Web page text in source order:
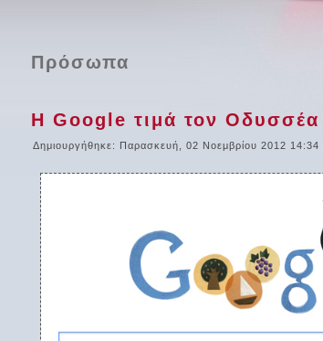
Πρόσωπα
Η Google τιμά τον Οδυσσέα
Δημιουργήθηκε: Παρασκευή, 02 Νοεμβρίου 2012 14:34